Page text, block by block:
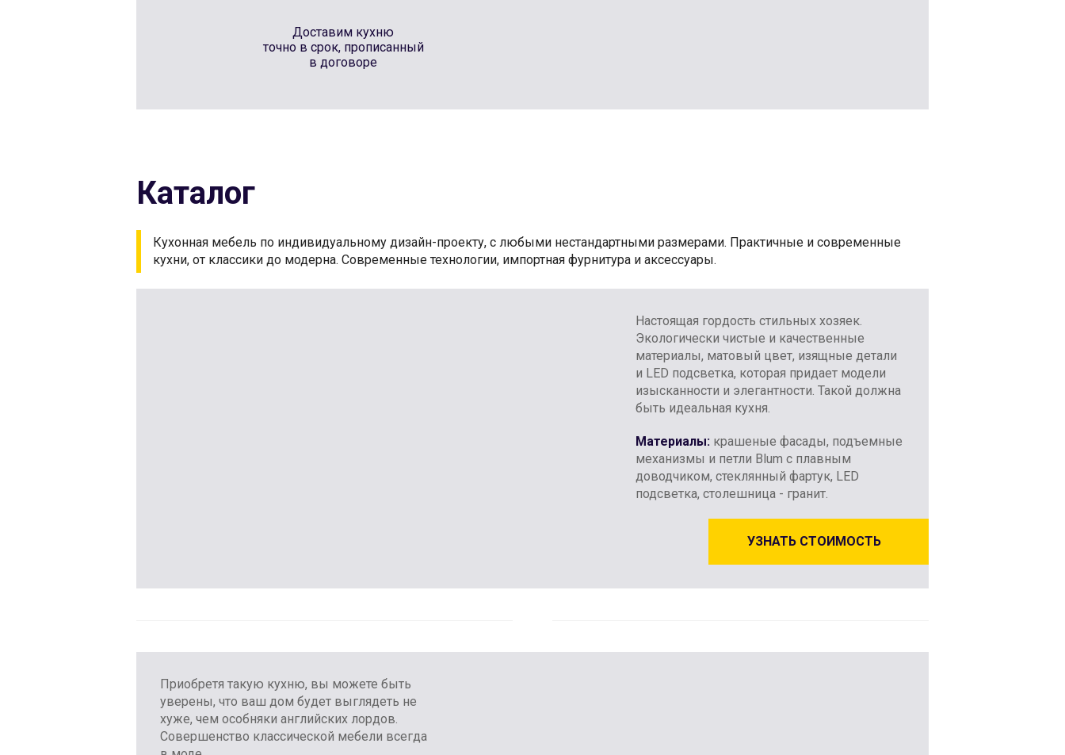
Доставим кухню
точно в срок, прописанный
в договоре
Каталог
Кухонная мебель по индивидуальному дизайн-проекту, с любыми нестандартными размерами. Практичные и современные
кухни, от классики до модерна. Современные технологии, импортная фурнитура и аксессуары.
Настоящая гордость стильных хозяек.
Экологически чистые и качественные
материалы, матовый цвет, изящные детали
и LED подсветка, которая придает модели
изысканности и элегантности. Такой должна
быть идеальная кухня.
Материалы: крашеные фасады, подъемные
механизмы и петли Blum с плавным
доводчиком, стеклянный фартук, LED
подсветка, столешница - гранит.
УЗНАТЬ СТОИМОСТЬ
Приобретя такую ​​кухню, вы можете быть
уверены, что ваш дом будет выглядеть не
хуже, чем особняки английских лордов.
Совершенство классической мебели всегда